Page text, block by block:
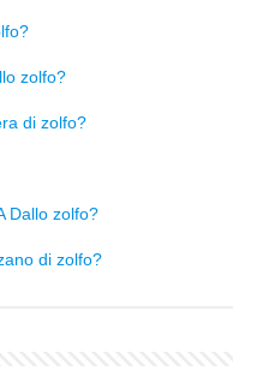
zolfo?
di zolfo?
Dallo zolfo?
di zolfo?